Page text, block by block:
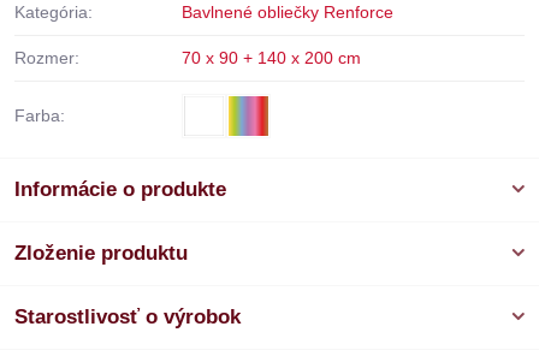
Kategória: Bavlnené obliečky Renforce
Rozmer: 70 x 90 + 140 x 200 cm
Farba:
Informácie o produkte
Zloženie produktu
Starostlivosť o výrobok